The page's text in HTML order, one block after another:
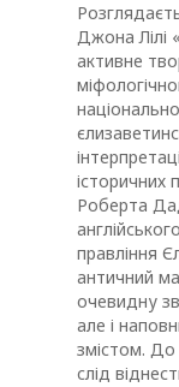
Джона Лілі
активне
історичних
Роберта
правління
античний
очевидну
але і
змістом. До
слід